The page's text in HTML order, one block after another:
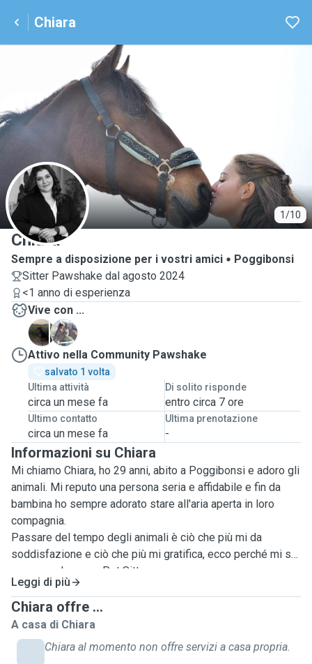
Chiara
1/10
C
Chiara
Sempre a disposizione per i vostri amici
Poggibonsi
Sitter Pawshake dal agosto 2024
<1 anno di esperienza
Vive con ...
G
M
Attivo nella Community Pawshake
salvato 1 volta
Ultima attività
circa un mese fa
Di solito risponde
entro circa 7 ore
Ultimo contatto
circa un mese fa
Ultima prenotazione
-
Informazioni su Chiara
Mi chiamo Chiara, ho 29 anni, abito a Poggibonsi e adoro gli
animali. Mi reputo una persona seria e affidabile e fin da
bambina ho sempre adorato stare all'aria aperta in loro
compagnia.
Passare del tempo degli animali è ciò che più mi da
soddisfazione e ciò che più mi gratifica, ecco perché mi sto
proponendo come Pet Sitter.
Ho un cavallo e un cane e grazie a loro ho maturato
dell'esperienza nella gestione di queste due specie.
Trovo che ogni animale sia unico e speciale a modo suo, ed
è importante secondo me assecondare ogni suo bisogno e
necessità. Sarò sempre propensa a soddisfare le vostre
Leggi di più
Chiara offre ...
A casa di Chiara
Chiara al momento non offre servizi a casa propria.